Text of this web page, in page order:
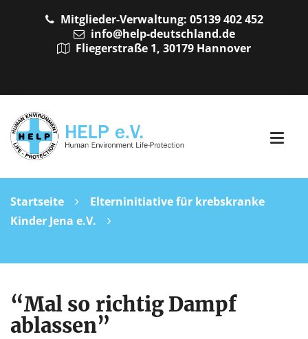
Mitglieder-Verwaltung: 05139 402 452
info@help-deutschland.de
Fliegerstraße 1, 30179 Hannover
Startseite
Elterninitiative für krebskranke
Kinder Jena e.V.
“Mal so richtig Dampf
ablassen”